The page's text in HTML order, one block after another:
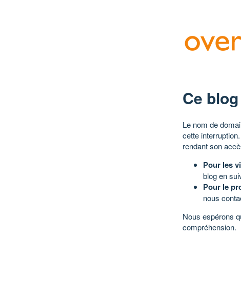
Ce
Le nom de
cette
rendant son
Pour les
blog en
Pour le
nous
Nous espérons
compréhension.